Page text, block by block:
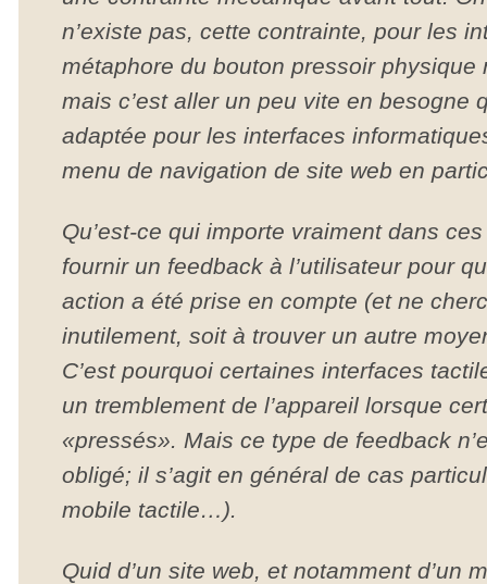
n’existe pas, cette contrainte, pour les
métaphore du bouton pressoir physique
mais c’est aller un peu vite en besogne
adaptée pour les interfaces
menu de navigation de site web en
Qu’est-ce qui importe vraiment dans
fournir un feedback à l’utilisateur pour
action a été prise en compte (et ne
inutilement, soit à trouver un autre
C’est pourquoi certaines interfaces
un tremblement de l’appareil lorsque
«pressés». Mais ce type de feedback
obligé; il s’agit en général de cas
mobile tactile…).
Quid d’un site web, et notamment d’un